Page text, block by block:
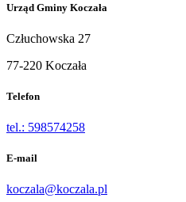
Urząd Gminy Koczała
Człuchowska 27
77-220 Koczała
Telefon
tel.: 598574258
E-mail
koczala@koczala.pl